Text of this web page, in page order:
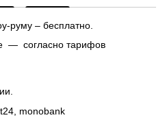
руму – бесплатно.
— согласно тарифов
monobank